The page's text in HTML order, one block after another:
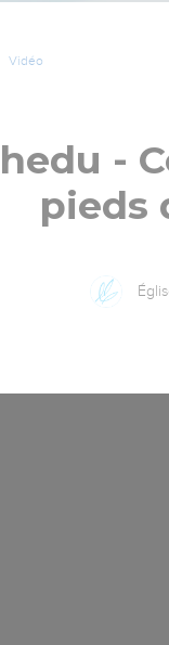
Vidéo
-
pieds